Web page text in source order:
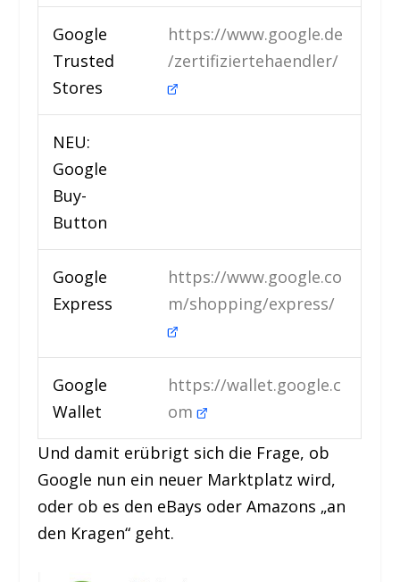
Google
Trusted
Stores
https://www.google.de
/zertifiziertehaendler/
NEU:
Google
Buy-
Button
Google
Express
https://www.google.co
m/shopping/express/
Google
Wallet
https://wallet.google.c
om
Und damit erübrigt sich die Frage, ob
Google nun ein neuer Marktplatz wird,
oder ob es den eBays oder Amazons „an
den Kragen“ geht.